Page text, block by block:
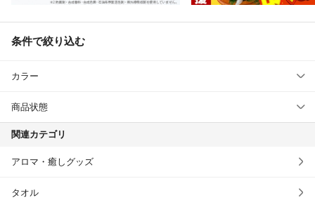
条件で絞り込む
カラー
商品状態
関連カテゴリ
アロマ・癒しグッズ
タオル